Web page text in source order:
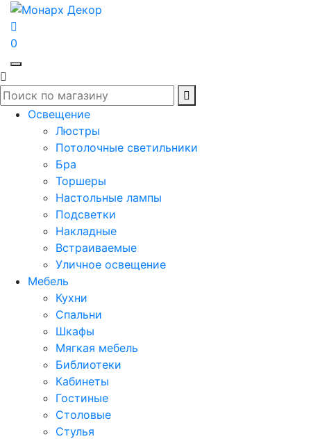
0
Освещение
Люстры
Потолочные светильники
Бра
Торшеры
Настольные лампы
Подсветки
Накладные
Встраиваемые
Уличное освещение
Мебель
Кухни
Спальни
Шкафы
Мягкая мебель
Библиотеки
Кабинеты
Гостиные
Столовые
Стулья